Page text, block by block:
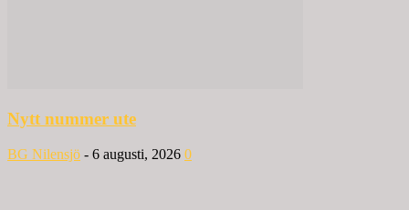
Nytt nummer ute
BG Nilensjö - 6 augusti, 2026 0